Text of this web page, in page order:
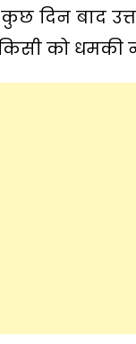
दिन बाद
को धमकी